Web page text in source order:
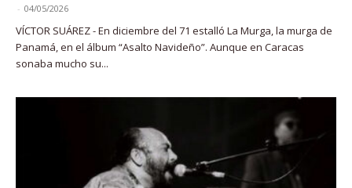
- 04/05/2026
VÍCTOR SUÁREZ - En diciembre del 71 estalló La Murga, la murga de
Panamá, en el álbum “Asalto Navideño”. Aunque en Caracas
sonaba mucho su...